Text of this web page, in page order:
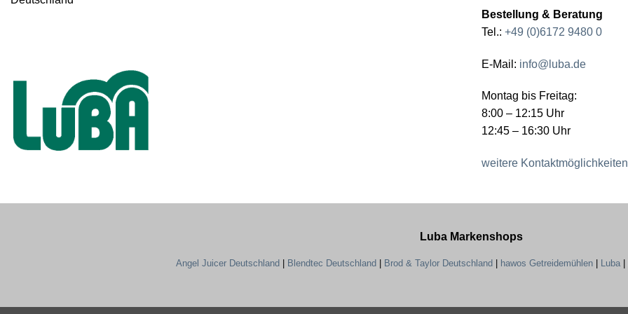
Bestellung & Beratung
Tel.: +49 (0)6172 9480 0
E-Mail: info@luba.de
Montag bis Freitag:
8:00 – 12:15 Uhr
12:45 – 16:30 Uhr
weitere Kontaktmöglichkeiten
Luba Markenshops
Angel Juicer Deutschland Blendtec Deutschland Brod & Taylor Deutschland hawos Getreidemühlen Luba